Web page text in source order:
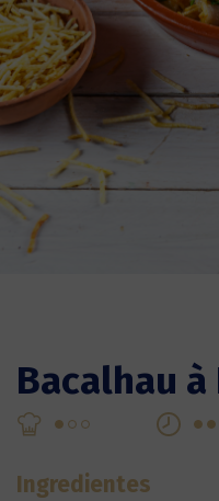
Bacalhau
Ingredientes